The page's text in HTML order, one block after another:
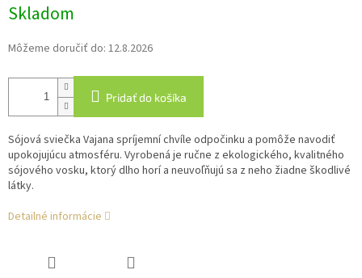
cena:
Skladom
Môžeme doručiť do: 12.8.2026
Pridať do košíka
Sójová sviečka Vajana spríjemní chvíle odpočinku a pomôže navodiť
upokojujúcu atmosféru. Vyrobená je ručne z ekologického, kvalitného
sójového vosku, ktorý dlho horí a neuvoľňujú sa z neho žiadne škodlivé
látky.
Detailné informácie